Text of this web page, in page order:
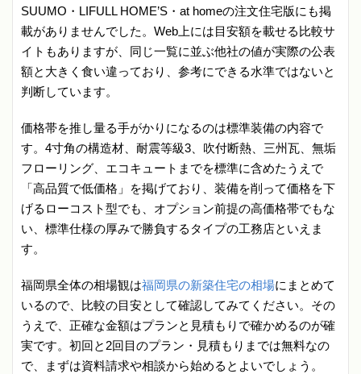
SUUMO・LIFULL HOME’S・at homeの注文住宅版にも掲
載がありませんでした。Web上には目安額を載せる比較サ
イトもありますが、同じ一覧に並ぶ他社の値が実際の公表
額と大きく食い違っており、参考にできる水準ではないと
判断しています。
価格帯を推し量る手がかりになるのは標準装備の内容で
す。4寸角の構造材、耐震等級3、吹付断熱、三州瓦、無垢
フローリング、エコキュートまでを標準に含めたうえで
「高品質で低価格」を掲げており、装備を削って価格を下
げるローコスト型でも、オプション前提の高価格帯でもな
い、標準仕様の厚みで勝負するタイプの工務店といえま
す。
福岡県全体の相場観は福岡県の新築住宅の相場にまとめて
いるので、比較の目安として確認してみてください。その
うえで、正確な金額はプランと見積もりで確かめるのが確
実です。初回と2回目のプラン・見積もりまでは無料なの
で、まずは資料請求や相談から始めるとよいでしょう。